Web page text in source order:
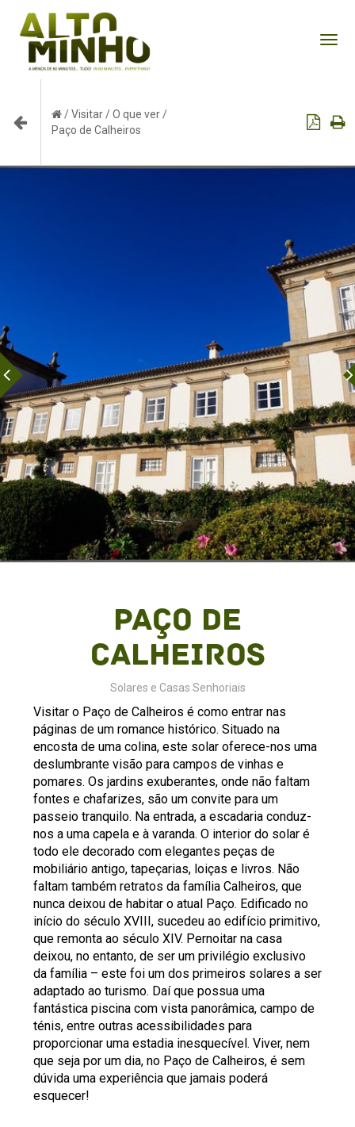
/Visitar/O que ver/
Paço de Calheiros
Paço de
Calheiros
Solares e Casas Senhoriais
Visitar o Paço de Calheiros é como entrar nas
páginas de um romance histórico. Situado na
encosta de uma colina, este solar oferece-nos uma
deslumbrante visão para campos de vinhas e
pomares. Os jardins exuberantes, onde não faltam
fontes e chafarizes, são um convite para um
passeio tranquilo. Na entrada, a escadaria conduz-
nos a uma capela e à varanda. O interior do solar é
todo ele decorado com elegantes peças de
mobiliário antigo, tapeçarias, loiças e livros. Não
faltam também retratos da família Calheiros, que
nunca deixou de habitar o atual Paço. Edificado no
início do século XVIII, sucedeu ao edifício primitivo,
que remonta ao século XIV. Pernoitar na casa
deixou, no entanto, de ser um privilégio exclusivo
da família – este foi um dos primeiros solares a ser
adaptado ao turismo. Daí que possua uma
fantástica piscina com vista panorâmica, campo de
ténis, entre outras acessibilidades para
proporcionar uma estadia inesquecível. Viver, nem
que seja por um dia, no Paço de Calheiros, é sem
dúvida uma experiência que jamais poderá
esquecer!